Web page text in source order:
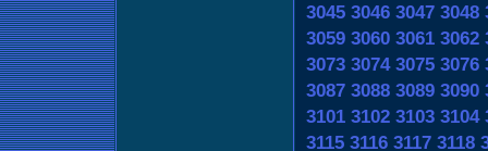
3045 3046 3047 3048
3059 3060 3061 3062
3073 3074 3075 3076
3087 3088 3089 3090
3101 3102 3103 3104
3115 3116 3117 3118